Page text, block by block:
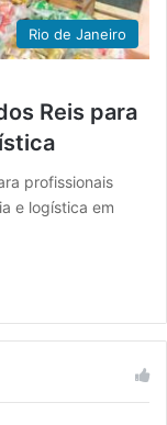
Rio de Janeiro
Reis para
profissionais
e logística em